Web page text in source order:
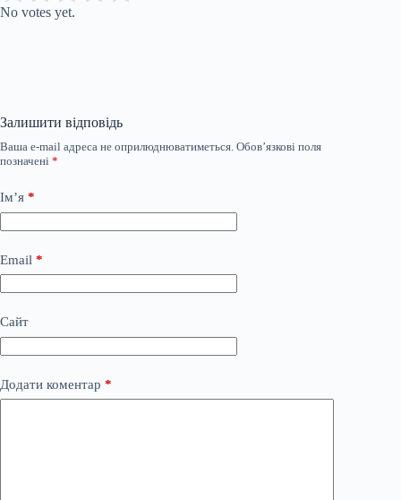
No votes yet.
Залишити відповідь
Ваша e-mail адреса не оприлюднюватиметься. Обов’язкові поля
позначені *
Ім’я *
Email *
Сайт
Додати коментар *